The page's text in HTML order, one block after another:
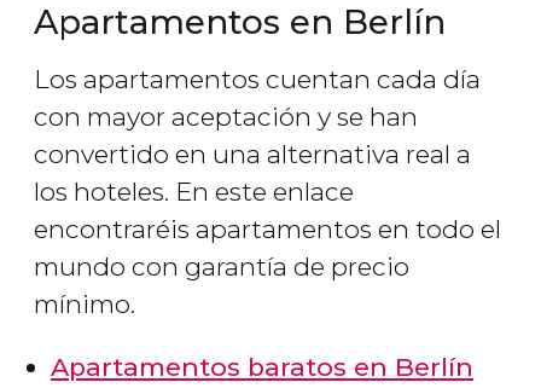
Apartamentos en Berlín
Los apartamentos cuentan cada día
con mayor aceptación y se han
convertido en una alternativa real a
los hoteles. En este enlace
encontraréis apartamentos en todo el
mundo con garantía de precio
mínimo.
Apartamentos baratos en Berlín